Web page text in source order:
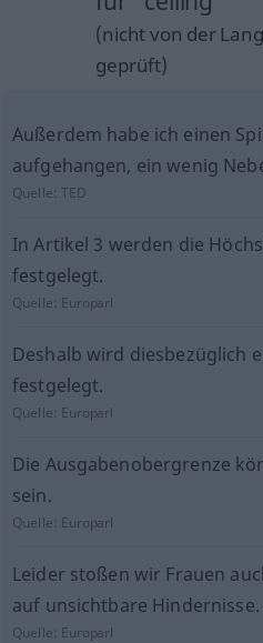
(nicht von der
geprüft)
Außerdem habe ich einen
aufgehangen, ein wenig
Quelle:TED
In Artikel 3 werden die
festgelegt.
Quelle: Europarl
Deshalb wird diesbezüglich
festgelegt.
Quelle: Europarl
Die Ausgabenobergrenze
sein.
Quelle: Europarl
Leider stoßen wir Frauen
auf unsichtbare Hindernisse.
Quelle: Europarl